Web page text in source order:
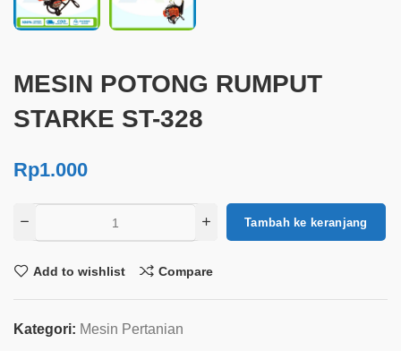
MESIN POTONG RUMPUT
STARKE ST-328
Rp1.000
Tambah ke keranjang
Add to wishlist Compare
Kategori: Mesin Pertanian